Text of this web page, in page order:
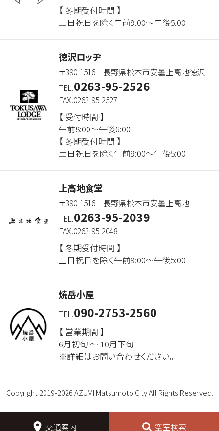
交通案内 空室検索
【 冬期受付時間 】
土日祝日を除く午前9:00～午後5:00
徳沢ロッヂ
〒390-1516 長野県松本市安曇上高地徳沢
TEL.0263-95-2526
FAX.0263-95-2527
【 受付時間 】
午前8:00～午後6:00
【 冬期受付時間 】
土日祝日を除く午前9:00～午後5:00
上高地食堂
〒390-1516 長野県松本市安曇上高地
TEL.0263-95-2039
FAX.0263-95-2048
【 冬期受付時間 】
土日祝日を除く午前9:00～午後5:00
焼岳小屋
TEL.090-2753-2560
【 営業期間 】
6月初旬 ～ 10月下旬
※詳細はお問い合わせください。
Copyright 2019-2026 AZUMI Matsumoto City All Rights Reserved.